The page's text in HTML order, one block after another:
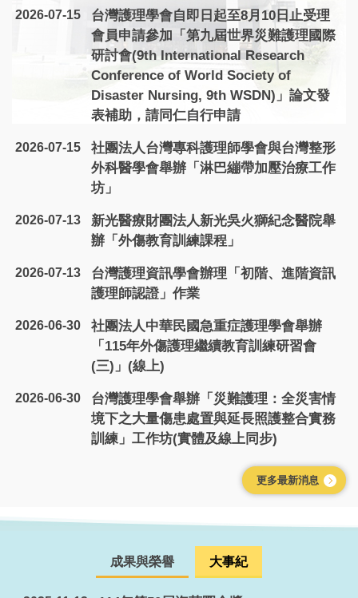
2026-07-15
台灣護理學會自即日起至8月10日止受理
會員申請參加「第九屆世界災難護理國際
研討會(9th International Research
Conference of World Society of
Disaster Nursing, 9th WSDN)」論文發
表補助，請同仁自行申請
2026-07-15
社團法人台灣專科護理師學會與台灣整形
外科醫學會舉辦「淋巴繃帶加壓治療工作
坊」
2026-07-13
新光醫療財團法人新光吳火獅紀念醫院舉
辦「外傷教育訓練課程」
2026-07-13
台灣護理資訊學會辦理「初階、進階資訊
護理師認證」作業
2026-06-30
社團法人中華民國急重症護理學會舉辦
「115年外傷護理繼續教育訓練研習會
(三)」(線上)
2026-06-30
台灣護理學會舉辦「災難護理：全災害情
境下之大量傷患處置與延長照護整合實務
訓練」工作坊(實體及線上同步)
更多最新消息
成果與榮譽 大事紀